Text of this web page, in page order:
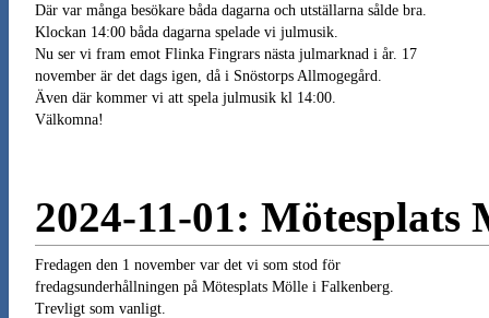
Där var många besökare båda dagarna och utställarna sålde bra.
Klockan 14:00 båda dagarna spelade vi julmusik.
Nu ser vi fram emot Flinka Fingrars nästa julmarknad i år. 17
november är det dags igen, då i Snöstorps Allmogegård.
Även där kommer vi att spela julmusik kl 14:00.
Välkomna!
2024-11-01: Mötesplats
Fredagen den 1 november var det vi som stod för
fredagsunderhållningen på Mötesplats Mölle i Falkenberg.
Trevligt som vanligt.